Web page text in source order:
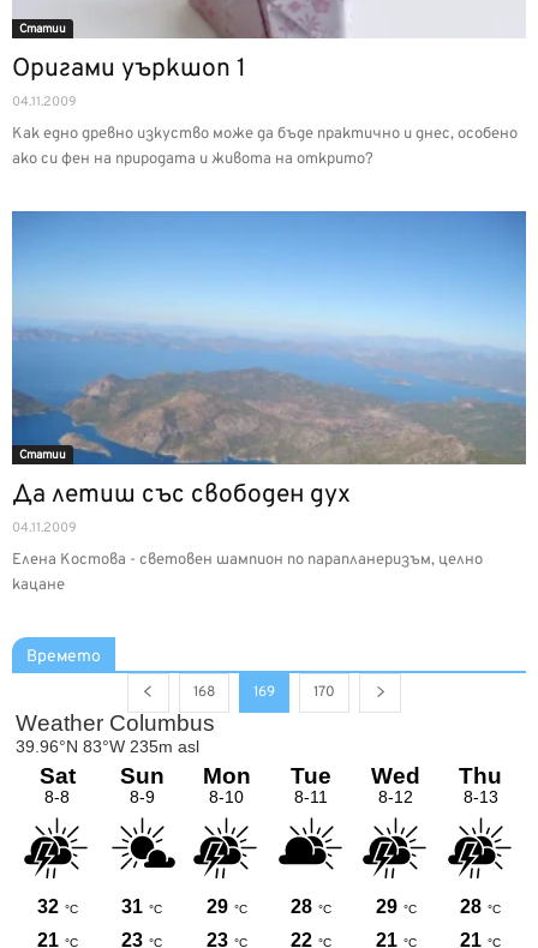
Статии
Оригами уъркшоп 1
04.11.2009
Как едно древно изкуство може да бъде практично и днес, особено
ако си фен на природата и живота на открито?
Статии
Да летиш със свободен дух
04.11.2009
Елена Костова - световен шампион по парапланеризъм, целно
кацане
168 169 170
Времето